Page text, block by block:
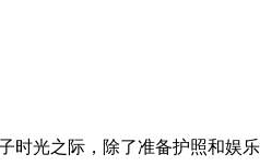
光之际，除了准备护照和娱